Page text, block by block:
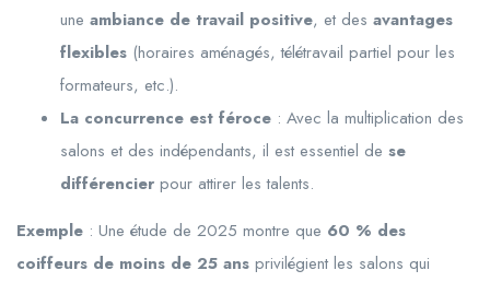
une ambiance de travail positive, et des avantages
flexibles (horaires aménagés, télétravail partiel pour les
formateurs, etc.).
La concurrence est féroce : Avec la multiplication des
salons et des indépendants, il est essentiel de se
différencier pour attirer les talents.
Exemple : Une étude de 2025 montre que 60 % des
coiffeurs de moins de 25 ans privilégient les salons qui